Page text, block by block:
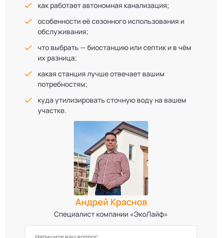
как работает автономная канализация;
особенности её сезонного использования и
обслуживания;
что выбрать — биостанцию или септик и в чём
их разница;
какая станция лучше отвечает вашим
потребностям;
куда утилизировать сточную воду на вашем
участке.
Андрей Краснов
Специалист компании «ЭкоЛайф»